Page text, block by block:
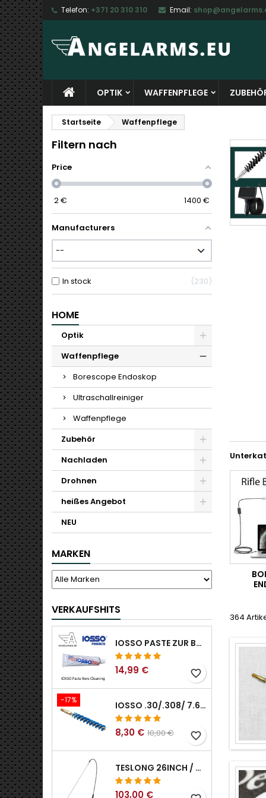
Telefon: +371 20 310 310 Email:
OPTIK WAFFENPFLEGE
Startseite Waffenpflege
Filtern nach
Price
2€ 1400 €
Manufacturers
In stock 230
HOME
Optik
Waffenpflege
Borescope Endoskop
Ultraschallreiniger
Waffenpflege
Zubehör
Nachladen
Drohnen
heißes Angebot
NEU
MARKEN
VERKAUFSHITS
IOSSO PASTE ZUR BOHRUNGSREINIGUNG
14,99 € favorite_border
-17% IOSSO .30/.308/ 7.62MM ELIMINATOR BLUE NYFLEX GUN BOR REINIGUNGSBÜRSTEN .30/.308/ 7.62MM
8,30 € 10,00 € favorite_border
TESLONG 26INCH / 66CM STARRER USB BOROSKOP
103,00 €
364